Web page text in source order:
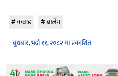
कवाड
बालेन
बुधबार, भदौ ११, २०८२ मा प्रकाशित